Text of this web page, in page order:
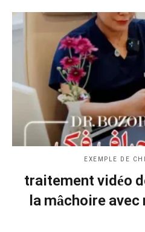
EXEMPLE DE
traitement vidéo
la mâchoire avec